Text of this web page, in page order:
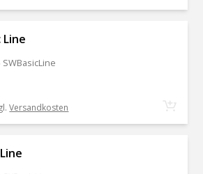
Line
SWBasicLine
Versandkosten